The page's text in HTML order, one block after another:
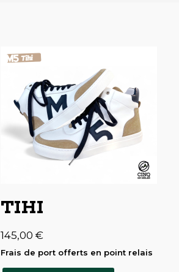
TIHI
145,00 €
Frais de port offerts en point relais